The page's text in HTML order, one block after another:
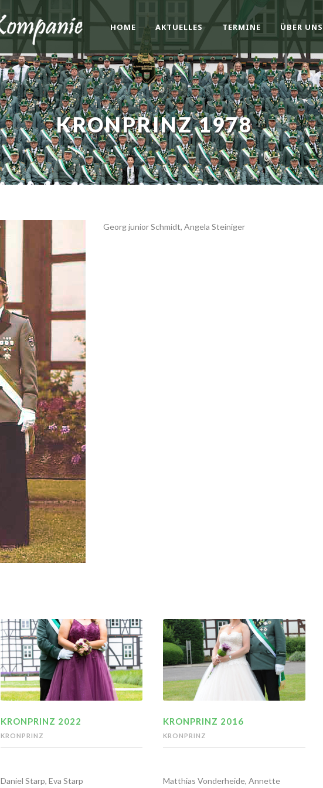
HOME AKTUELLES TERMINE ÜBER UNS
KRONPRINZ 1978
Georg junior Schmidt, Angela Steiniger
KRONPRINZ 2022
KRONPRINZ
Daniel Starp, Eva Starp
KRONPRINZ 2016
KRONPRINZ
Matthias Vonderheide, Annette